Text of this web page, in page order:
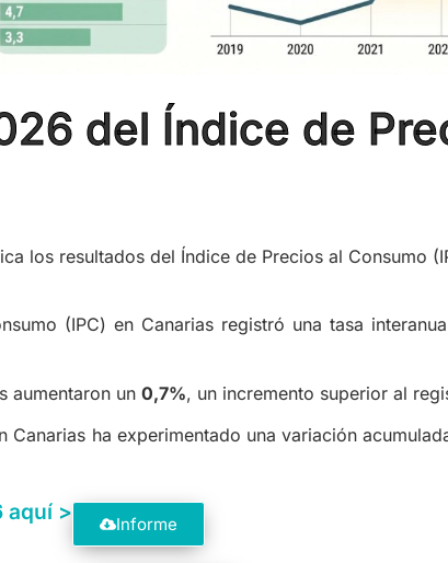
del Índice de
los resultados del Índice de Precios al Consumo
(IPC) en Canarias registró una tasa
aumentaron un 0,7%, un incremento superior al
ha experimentado una variación
aquí > Informe